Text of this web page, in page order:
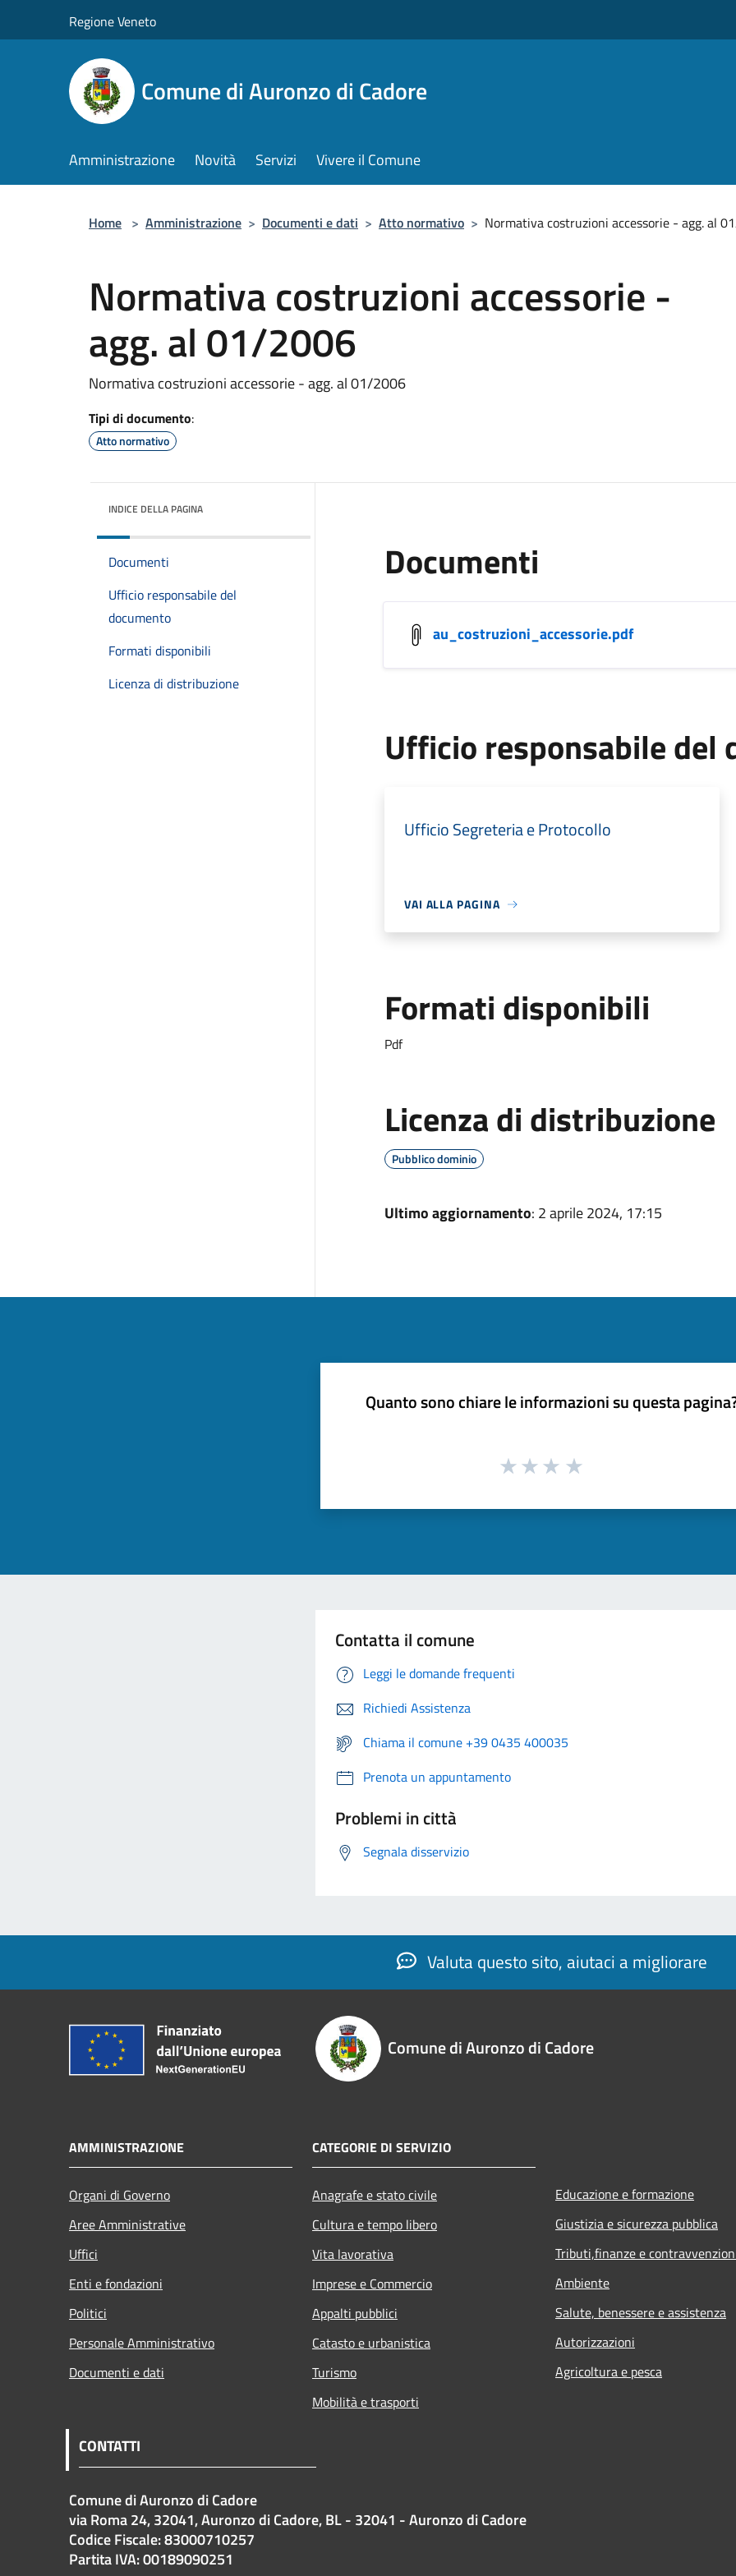
Regione Veneto
Comune di Auronzo di Cadore
Amministrazione Novità Servizi Vivere il Comune
Home > Amministrazione > Documenti e dati > Atto normativo > Normativa costruzioni accessorie - agg. al
Normativa costruzioni accessorie -
agg. al 01/2006
Normativa costruzioni accessorie - agg. al 01/2006
Tipi di documento:
Atto normativo
INDICE DELLA PAGINA
Documenti
Ufficio responsabile del
documento
Formati disponibili
Licenza di distribuzione
Documenti
au_costruzioni_accessorie.pdf
Ufficio responsabile del
Ufficio Segreteria e Protocollo
VAI ALLA PAGINA
Formati disponibili
Pdf
Licenza di distribuzione
Pubblico dominio
Ultimo aggiornamento: 2 aprile 2024, 17:15
Quanto sono chiare le informazioni su questa
Contatta il comune
Leggi le domande frequenti
Richiedi Assistenza
Chiama il comune +39 0435 400035
Prenota un appuntamento
Problemi in città
Segnala disservizio
Valuta questo sito, aiutaci a migliorare
Comune di Auronzo di Cadore
AMMINISTRAZIONE
Organi di Governo
Aree Amministrative
Uffici
Enti e fondazioni
Politici
Personale Amministrativo
Documenti e dati
CATEGORIE DI SERVIZIO
Anagrafe e stato civile
Cultura e tempo libero
Vita lavorativa
Imprese e Commercio
Appalti pubblici
Catasto e urbanistica
Turismo
Mobilità e trasporti
Educazione e formazione
Giustizia e sicurezza pubblica
Tributi,finanze e
Ambiente
Salute, benessere e assistenza
Autorizzazioni
Agricoltura e pesca
CONTATTI
Comune di Auronzo di Cadore
via Roma 24, 32041, Auronzo di Cadore, BL - 32041 - Auronzo di Cadore
Codice Fiscale: 83000710257
Partita IVA: 00189090251